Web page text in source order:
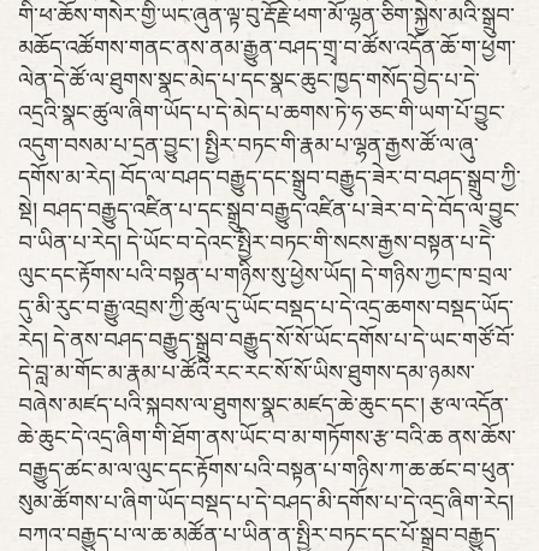
གི་ཕ་ཆོས་གསེར་གྱི་ཡང་ཞུན་ལྟ་བུ་རྡོ་རྗེ་ཕག་མོ་ལྷན་ཅིག་སྐྱེས་མའི་སྒྲུབ་
མཆོད་འཚོགས་གནང་ནས་ནམ་རྒྱུན་བཤད་གྲྭ་བ་ཚོས་འདོན་ཆོ་ག་ཕྱག་
ལེན་དེ་ཚོ་ལ་ཐུགས་སྣང་མེད་པ་དང་སྣང་ཆུང་ཁྱད་གསོད་བྱེད་པ་དེ་
འདྲའི་སྣང་ཚུལ་ཞིག་ཡོད་པ་དེ་མེད་པ་ཆགས་ཏེ་ཧ་ཅང་གི་ཡག་པོ་བྱུང་
འདུག་བསམ་པ་དྲན་བྱུང་། སྤྱིར་བཏང་གི་རྣམ་པ་ལྷན་རྒྱས་ཚོ་ལ་ཞུ་
དགོས་མ་རེད། བོད་ལ་བཤད་བརྒྱུད་དང་སྒྲུབ་བརྒྱུད་ཟེར་བ་བཤད་སྒྲུབ་ཀྱི་
སྡེ། བཤད་བརྒྱུད་འཛིན་པ་དང་སྒྲུབ་བརྒྱུད་འཛིན་པ་ཟེར་བ་དེ་བོད་ལ་བྱུང་
བ་ཡིན་པ་རེད། དེ་ཡོང་བ་དེའང་སྤྱིར་བཏང་གི་སངས་རྒྱས་བསྟན་པ་དེེ་
ལུང་དང་རྟོགས་པའི་བསྟན་པ་གཉིས་སུ་ཕྱེས་ཡོད། དེ་གཉིས་ཀྱང་ཁ་བྲལ་
དུ་མི་རུང་བ་རྒྱུ་འབྲས་ཀྱི་ཚུལ་དུ་ཡོང་བསྡད་པ་དེ་འདྲ་ཆགས་བསྡད་ཡོད་
རེད། དེ་ནས་བཤད་བརྒྱུད་སྒྲུབ་བརྒྱུད་སོ་སོ་ཡོང་དགོས་པ་དེ་ཡང་གཙོ་བོ་
དེ་བླ་མ་གོང་མ་རྣམ་པ་ཚོའི་རང་རང་སོ་སོ་ཡིས་ཐུགས་དམ་ཉམས་
བཞེས་མཛད་པའི་སྐབས་ལ་ཐུགས་སྣང་མཛད་ཆེ་ཆུང་དང་། རྩལ་འདོན་
ཆེ་ཆུང་དེ་འདྲ་ཞིག་གི་ཐོག་ནས་ཡོང་བ་མ་གཏོགས་རྩ་བའི་ཆ ནས་ཆོས་
བརྒྱུད་ཚང་མ་ལ་ལུང་དང་རྟོགས་པའི་བསྟན་པ་གཉིས་ཀ་ཆ་ཚང་བ་ཕུན་
སུམ་ཚོགས་པ་ཞིག་ཡོད་བསྡད་པ་དེ་བཤད་མི་དགོས་པ་དེ་འདྲ་ཞིག་རེད།
བཀའ་བརྒྱུད་པ་ལ་ཆ་མཚོན་པ་ཡིན་ན་སྤྱིར་བཏང་དང་པོ་སྒྲུབ་བརྒྱུད་